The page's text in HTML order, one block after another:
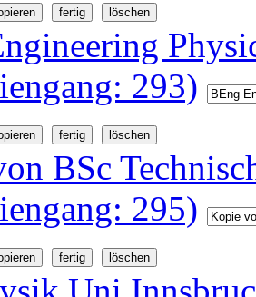
293)
BSc
295)